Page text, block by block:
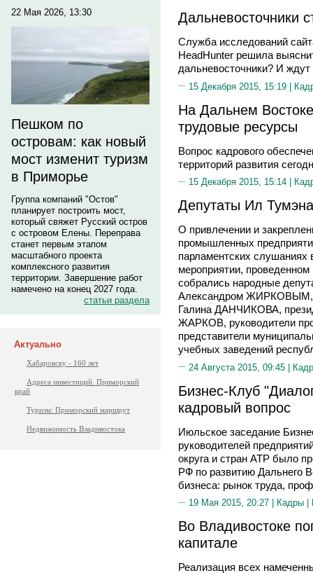
22 Мая 2026, 13:30
Пешком по
островам: как новый
мост изменит туризм
в Приморье
Группа компаний "Остов"
планирует построить мост,
который свяжет Русский остров
с островом Елены. Переправа
станет первым этапом
масштабного проекта
комплексного развития
территории. Завершение работ
намечено на конец 2027 года.
статьи раздела
Актуально
Хабаровску - 160 лет
Адреса инвестиций. Приморский
край
Туризм: Приморский маршрут
Недвижимость Владивостока
Дальневосточники
Служба исследований
HeadHunter решила
дальневосточники? И ждут
15 Декабря 2015, 15:19 |
На Дальнем
трудовые ресурсы
Вопрос кадрового
территорий развития
15 Декабря 2015, 15:14 |
Депутаты Ил
О привлечении и
промышленных
парламентских слушаниях
мероприятии, проведенном
собрались народные
Александром ЖИРКОВЫМ,
Галина ДАНЧИКОВА,
ЖАРКОВ, руководители
представители
учебных заведений
24 Августа 2015, 09:45 |
Бизнес-Клуб
кадровый вопрос
Июльское заседание
руководителей
округа и стран АТР было
РФ по развитию Дальнего
бизнеса: рынок труда,
19 Мая 2015, 20:27 | Кадры
Во Владивостоке
капитале
Реализация всех